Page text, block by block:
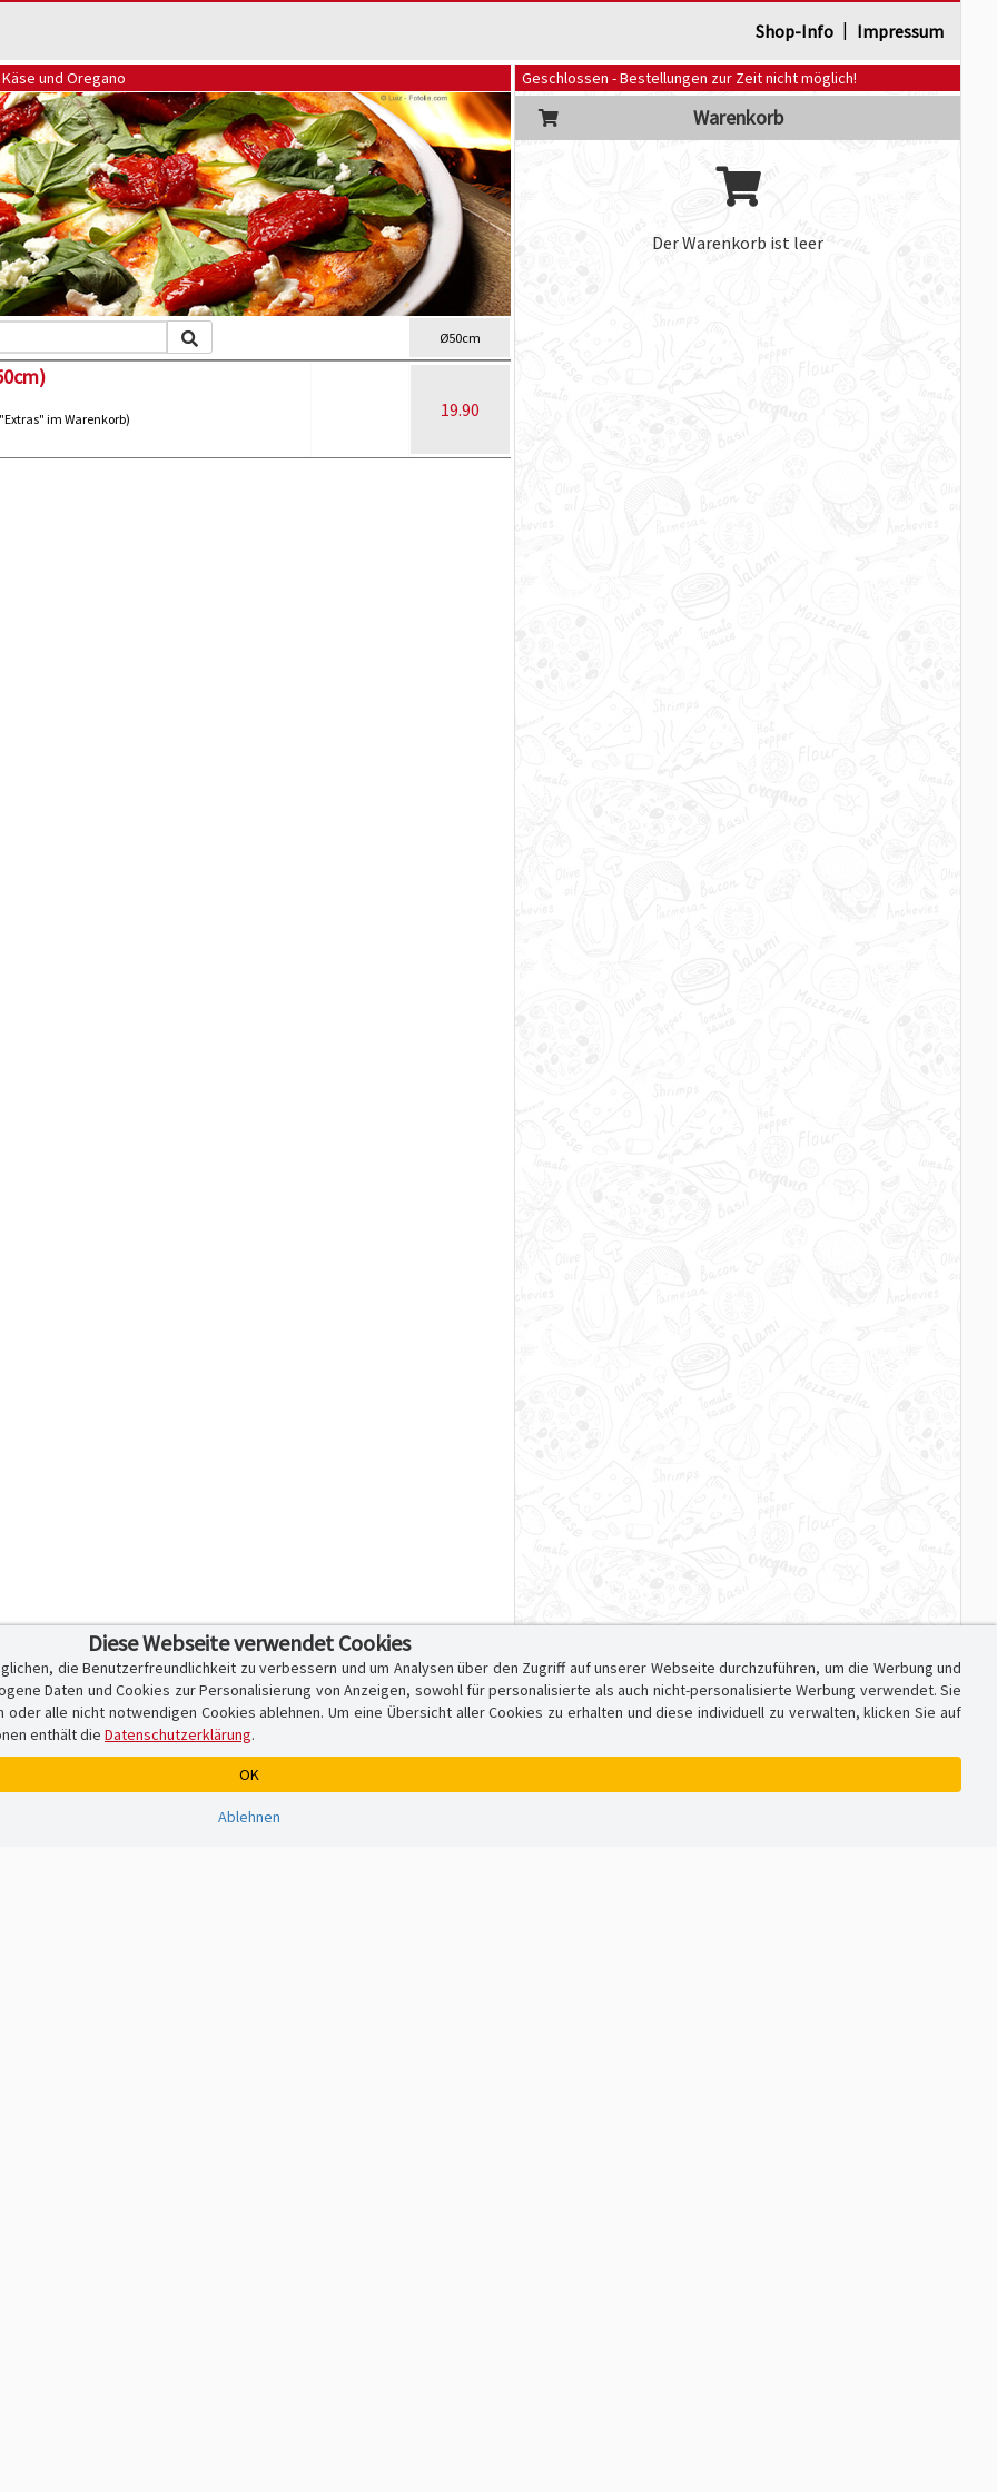
Shop-Info | Impressum
Geschlossen - Bestellungen zur Zeit nicht möglich!
Warenkorb
Der Warenkorb ist leer
und Oregano
Ø50cm
im Warenkorb)
19.90
Diese Webseite verwendet Cookies
die Benutzerfreundlichkeit zu verbessern und um Analysen über den Zugriff auf unserer Webseite durchzuführen, um die Werbung und
Daten und Cookies zur Personalisierung von Anzeigen, sowohl für personalisierte als auch nicht-personalisierte Werbung verwendet. Sie
alle nicht notwendigen Cookies ablehnen. Um eine Übersicht aller Cookies zu erhalten und diese individuell zu verwalten, klicken Sie auf
enthält die Datenschutzerklärung.
OK
Ablehnen